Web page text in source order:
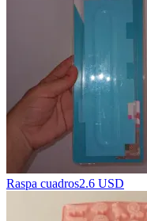
Raspa cuadros2.6 USD